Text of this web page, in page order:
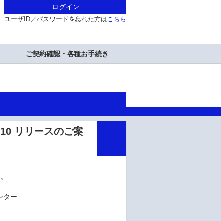
ログイン
ユーザID／パスワードを忘れた方はこちら
ご契約確認・各種お手続き
リリースのご案
ター